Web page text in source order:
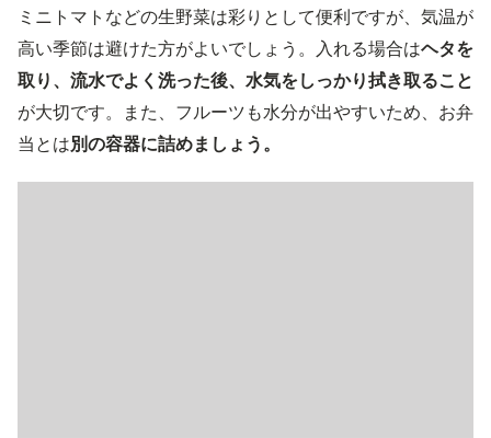
ミニトマトなどの生野菜は彩りとして便利ですが、気温が
高い季節は避けた方がよいでしょう。入れる場合はヘタを
取り、流水でよく洗った後、水気をしっかり拭き取ること
が大切です。また、フルーツも水分が出やすいため、お弁
当とは別の容器に詰めましょう。